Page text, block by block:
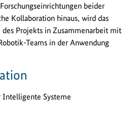
beider
Kollaboration hinaus, wird das
Projekts in Zusammenarbeit mit
Teams in der Anwendung
Systeme